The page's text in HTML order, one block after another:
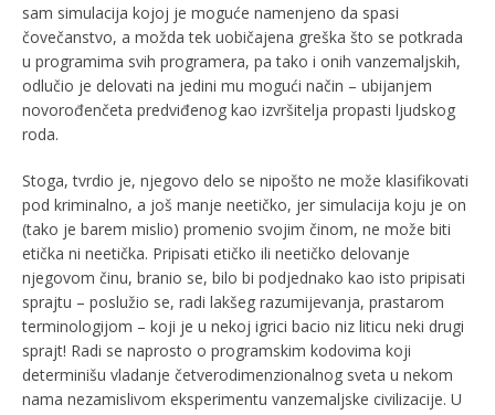
sam simulacija kojoj je moguće namenjeno da spasi
čovečanstvo, a možda tek uobičajena greška što se potkrada
u programima svih programera, pa tako i onih vanzemaljskih,
odlučio je delovati na jedini mu mogući način – ubijanjem
novorođenčeta predviđenog kao izvršitelja propasti ljudskog
roda.
Stoga, tvrdio je, njegovo delo se nipošto ne može klasifikovati
pod kriminalno, a još manje neetičko, jer simulacija koju je on
(tako je barem mislio) promenio svojim činom, ne može biti
etička ni neetička. Pripisati etičko ili neetičko delovanje
njegovom činu, branio se, bilo bi podjednako kao isto pripisati
sprajtu – poslužio se, radi lakšeg razumijevanja, prastarom
terminologijom – koji je u nekoj igrici bacio niz liticu neki drugi
sprajt! Radi se naprosto o programskim kodovima koji
determinišu vladanje četverodimenzionalnog sveta u nekom
nama nezamislivom eksperimentu vanzemaljske civilizacije. U